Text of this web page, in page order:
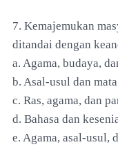
7. Kemajemukan
ditandai dengan
a. Agama, budaya,
b. Asal-usul dan
c. Ras, agama, dan
d. Bahasa dan
e. Agama, asal-usul,